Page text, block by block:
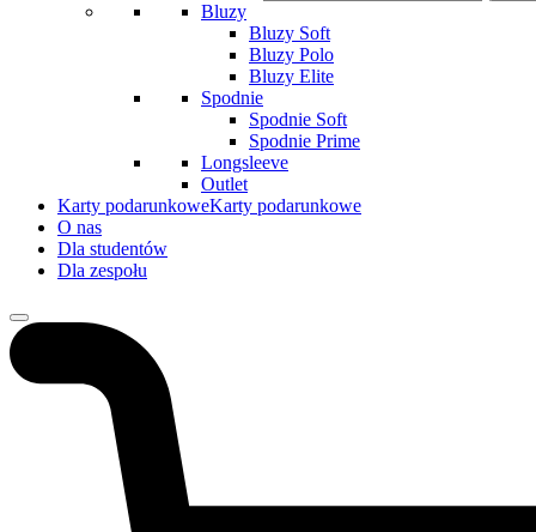
Bluzy
Bluzy Soft
Bluzy Polo
Bluzy Elite
Spodnie
Spodnie Soft
Spodnie Prime
Longsleeve
Outlet
Karty podarunkoweKarty podarunkowe
O nas
Dla studentów
Dla zespołu